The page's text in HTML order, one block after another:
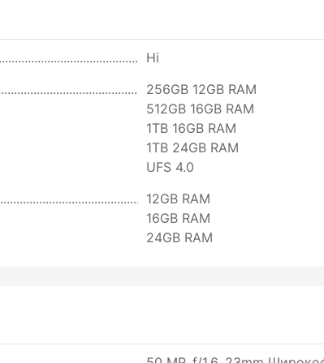
Ні
256GB 12GB RAM
512GB 16GB RAM
1TB 16GB RAM
1TB 24GB RAM
UFS 4.0
12GB RAM
16GB RAM
24GB RAM